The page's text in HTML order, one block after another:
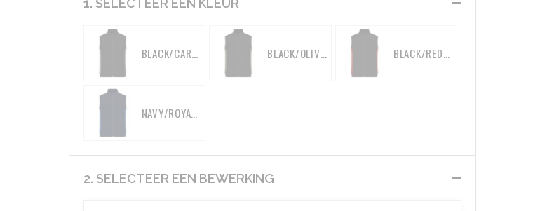
2. SELECTEER EEN BEWERKING